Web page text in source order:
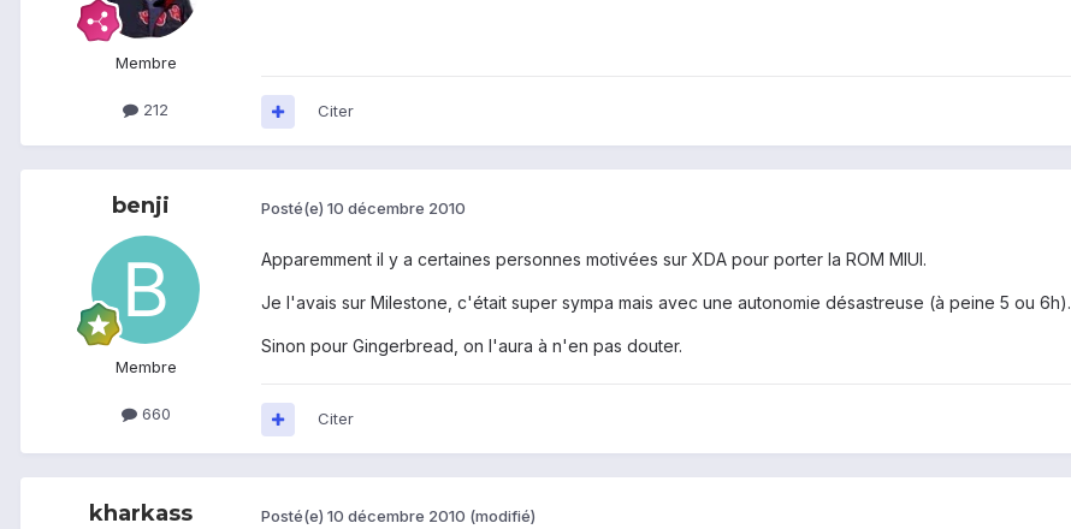
Membre
212 Citer
benji
Membre
660
Posté(e) 10 décembre 2010
Apparemment il y a certaines personnes motivées sur XDA pour porter la ROM MIUI.
Je l'avais sur Milestone, c'était super sympa mais avec une autonomie désastreuse (à peine 5 ou 6h).
Sinon pour Gingerbread, on l'aura à n'en pas douter.
Citer
kharkass Posté(e) 10 décembre 2010 (modifié)